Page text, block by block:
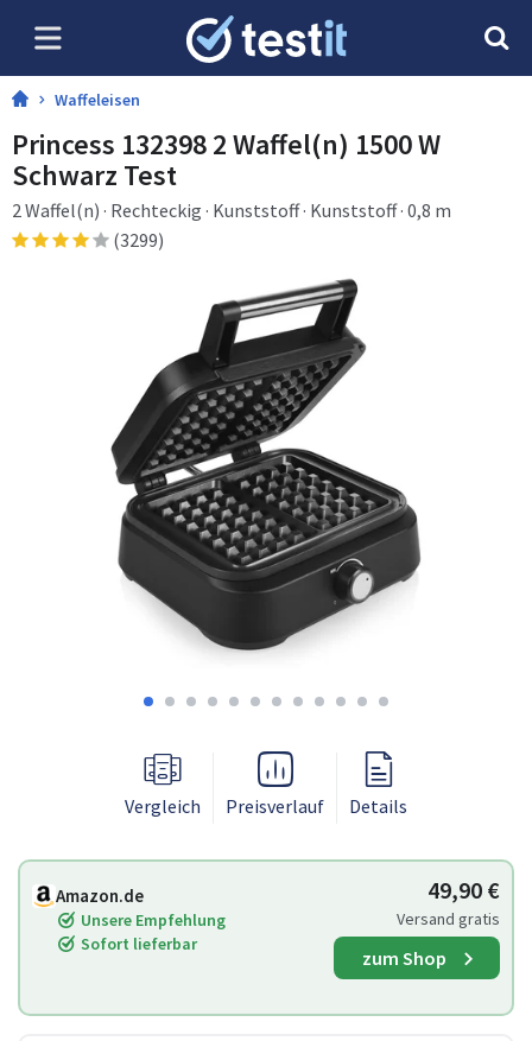
Waffeleisen
Princess 132398 2 Waffel(n) 1500 W
Schwarz Test
2 Waffel(n) · Rechteckig · Kunststoff · Kunststoff · 0,8 m
(3299)
Vergleich Preisverlauf Details
Amazon.de
Unsere Empfehlung
Sofort lieferbar
49,90 €
Versand gratis
zum Shop